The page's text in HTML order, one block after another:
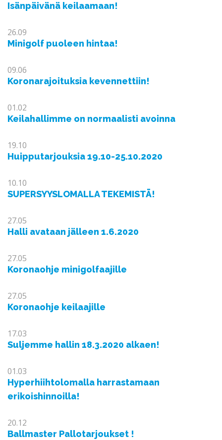
Isänpäivänä keilaamaan!
26.09
Minigolf puoleen hintaa!
09.06
Koronarajoituksia kevennettiin!
01.02
Keilahallimme on normaalisti avoinna
19.10
Huipputarjouksia 19.10-25.10.2020
10.10
SUPERSYYSLOMALLA TEKEMISTÄ!
27.05
Halli avataan jälleen 1.6.2020
27.05
Koronaohje minigolfaajille
27.05
Koronaohje keilaajille
17.03
Suljemme hallin 18.3.2020 alkaen!
01.03
Hyperhiihtolomalla harrastamaan
erikoishinnoilla!
20.12
Ballmaster Pallotarjoukset !